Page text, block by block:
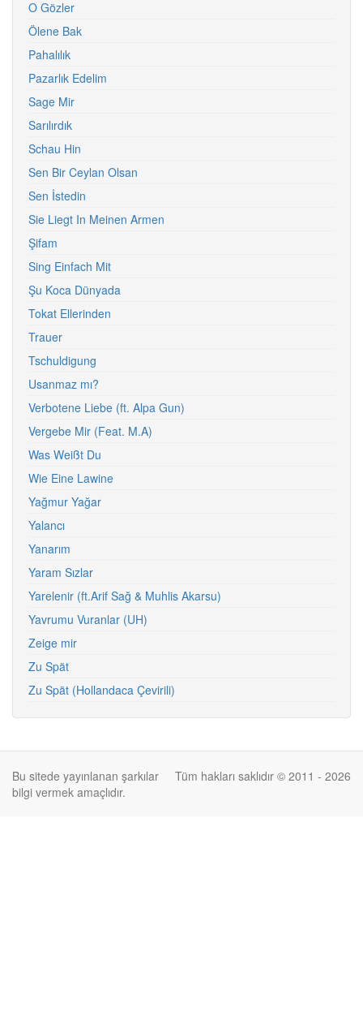
O Gözler
Ölene Bak
Pahalılık
Pazarlık Edelim
Sage Mir
Sarılırdık
Schau Hin
Sen Bir Ceylan Olsan
Sen İstedin
Sie Liegt In Meinen Armen
Şifam
Sing Einfach Mit
Şu Koca Dünyada
Tokat Ellerinden
Trauer
Tschuldigung
Usanmaz mı?
Verbotene Liebe (ft. Alpa Gun)
Vergebe Mir (Feat. M.A)
Was Weißt Du
Wie Eine Lawine
Yağmur Yağar
Yalancı
Yanarım
Yaram Sızlar
Yarelenir (ft.Arif Sağ & Muhlis Akarsu)
Yavrumu Vuranlar (UH)
Zeige mir
Zu Spät
Zu Spät (Hollandaca Çevirili)
Tüm hakları saklıdır © 2011 - 2026
Bu sitede yayınlanan şarkılar
bilgi vermek amaçlıdır.